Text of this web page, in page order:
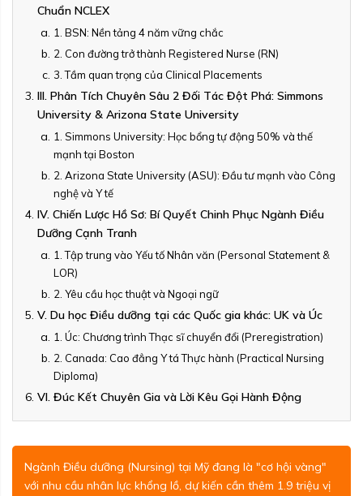
Chuẩn NCLEX
1. BSN: Nền tảng 4 năm vững chắc
2. Con đường trở thành Registered Nurse (RN)
3. Tầm quan trọng của Clinical Placements
III. Phân Tích Chuyên Sâu 2 Đối Tác Đột Phá: Simmons
University & Arizona State University
1. Simmons University: Học bổng tự động 50% và thế
mạnh tại Boston
2. Arizona State University (ASU): Đầu tư mạnh vào Công
nghệ và Y tế
IV. Chiến Lược Hồ Sơ: Bí Quyết Chinh Phục Ngành Điều
Dưỡng Cạnh Tranh
1. Tập trung vào Yếu tố Nhân văn (Personal Statement &
LOR)
2. Yêu cầu học thuật và Ngoại ngữ
V. Du học Điều dưỡng tại các Quốc gia khác: UK và Úc
1. Úc: Chương trình Thạc sĩ chuyển đổi (Preregistration)
2. Canada: Cao đẳng Y tá Thực hành (Practical Nursing
Diploma)
VI. Đúc Kết Chuyên Gia và Lời Kêu Gọi Hành Động
Ngành Điều dưỡng (Nursing) tại Mỹ đang là "cơ hội vàng"
với nhu cầu nhân lực khổng lồ, dự kiến cần thêm 1.9 triệu vị